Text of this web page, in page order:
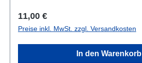
Regulärer Preis:
11,00 €
Preise inkl. MwSt. zzgl. Versandkosten
In den Warenkorb